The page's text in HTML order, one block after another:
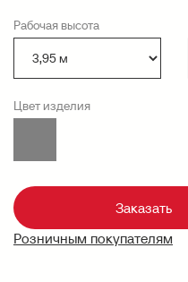
Рабочая высота
Цвет изделия
Заказать
Розничным покупателям